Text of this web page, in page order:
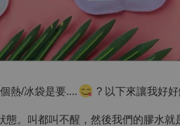
熱/冰袋是要.... ? 以下來讓我好好
態。叫都叫不醒，然後我們的膠水